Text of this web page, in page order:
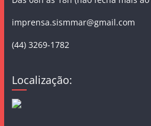
imprensa.sismmar@gmail.com
(44) 3269-1782
Localização: